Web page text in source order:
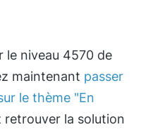
le niveau 4570 de
maintenant passer
le thème "En
retrouver la solution